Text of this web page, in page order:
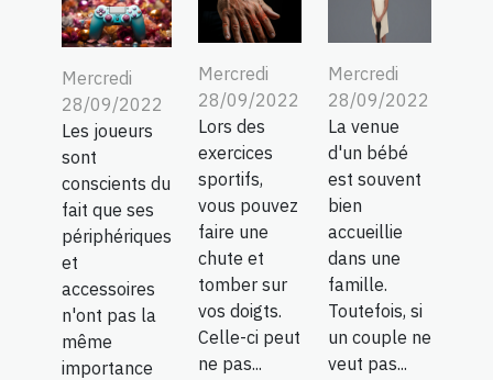
Mercredi
28/09/2022
Les joueurs
sont
conscients du
fait que ses
périphériques
et
accessoires
n'ont pas la
même
importance
Mercredi
28/09/2022
Lors des
exercices
sportifs,
vous pouvez
faire une
chute et
tomber sur
vos doigts.
Celle-ci peut
ne pas...
Mercredi
28/09/2022
La venue
d'un bébé
est souvent
bien
accueillie
dans une
famille.
Toutefois, si
un couple ne
veut pas...